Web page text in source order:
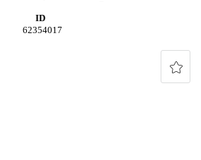
ID
62354017